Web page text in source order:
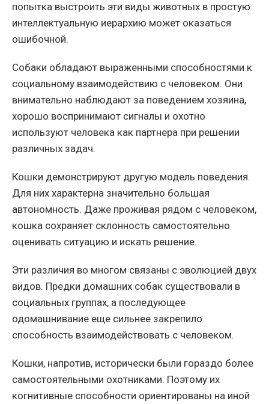
попытка выстроить эти виды животных в простую
интеллектуальную иерархию может оказаться
ошибочной.
Собаки обладают выраженными способностями к
социальному взаимодействию с человеком. Они
внимательно наблюдают за поведением хозяина,
хорошо воспринимают сигналы и охотно
используют человека как партнера при решении
различных задач.
Кошки демонстрируют другую модель поведения.
Для них характерна значительно большая
автономность. Даже проживая рядом с человеком,
кошка сохраняет склонность самостоятельно
оценивать ситуацию и искать решение.
Эти различия во многом связаны с эволюцией двух
видов. Предки домашних собак существовали в
социальных группах, а последующее
одомашнивание еще сильнее закрепило
способность взаимодействовать с человеком.
Кошки, напротив, исторически были гораздо более
самостоятельными охотниками. Поэтому их
когнитивные способности ориентированы на иной